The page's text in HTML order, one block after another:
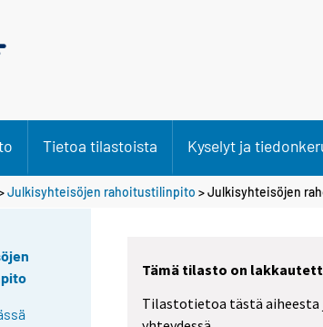
Tietoa tilastoista Kyselyt ja
Julkisyhteisöjen rahoitustilinpito > Julkisyhteisöjen
Tämä tilasto on
Tilastotietoa tästä